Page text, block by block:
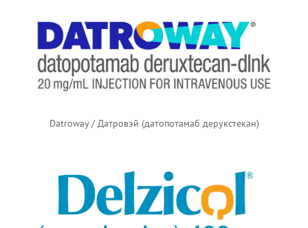
Datroway / Датровэй (датопотамаб дерукстекан)